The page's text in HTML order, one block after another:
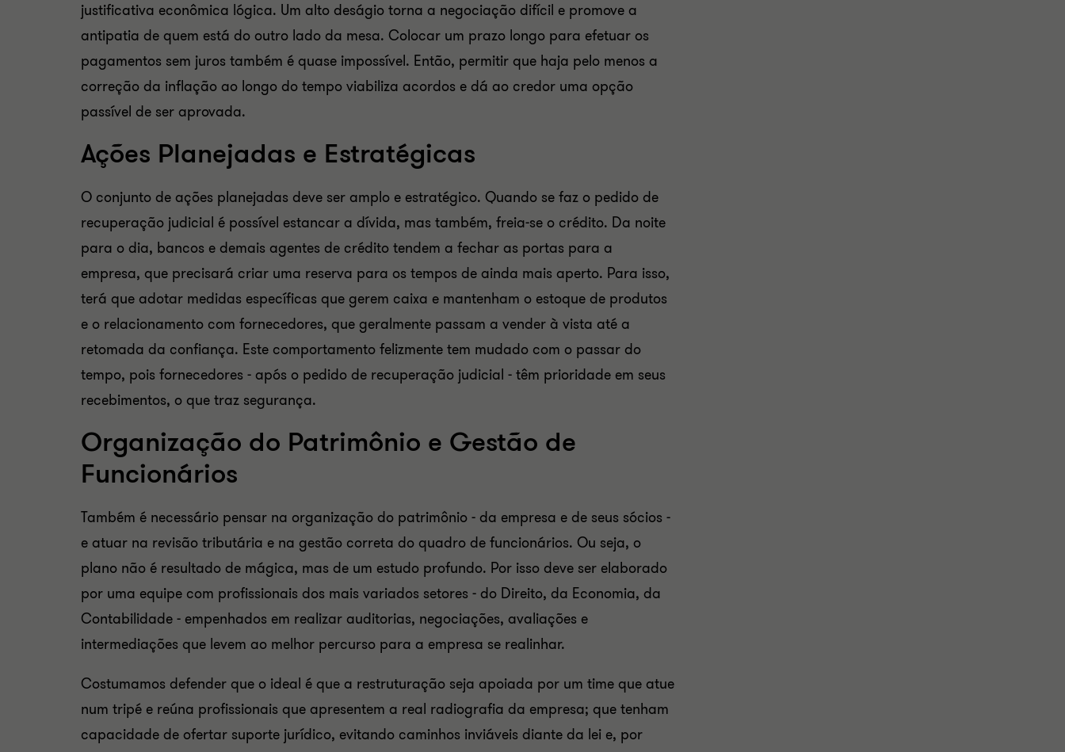
justificativa econômica lógica. Um alto deságio torna a negociação difícil e promove a
antipatia de quem está do outro lado da mesa. Colocar um prazo longo para efetuar os
pagamentos sem juros também é quase impossível. Então, permitir que haja pelo menos a
correção da inflação ao longo do tempo viabiliza acordos e dá ao credor uma opção
passível de ser aprovada.
Ações Planejadas e Estratégicas
O conjunto de ações planejadas deve ser amplo e estratégico. Quando se faz o pedido de
recuperação judicial é possível estancar a dívida, mas também, freia-se o crédito. Da noite
para o dia, bancos e demais agentes de crédito tendem a fechar as portas para a
empresa, que precisará criar uma reserva para os tempos de ainda mais aperto. Para isso,
terá que adotar medidas específicas que gerem caixa e mantenham o estoque de produtos
e o relacionamento com fornecedores, que geralmente passam a vender à vista até a
retomada da confiança. Este comportamento felizmente tem mudado com o passar do
tempo, pois fornecedores - após o pedido de recuperação judicial - têm prioridade em seus
recebimentos, o que traz segurança.
Organização do Patrimônio e Gestão de
Funcionários
Também é necessário pensar na organização do patrimônio - da empresa e de seus sócios -
e atuar na revisão tributária e na gestão correta do quadro de funcionários. Ou seja, o
plano não é resultado de mágica, mas de um estudo profundo. Por isso deve ser elaborado
por uma equipe com profissionais dos mais variados setores - do Direito, da Economia, da
Contabilidade - empenhados em realizar auditorias, negociações, avaliações e
intermediações que levem ao melhor percurso para a empresa se realinhar.
Costumamos defender que o ideal é que a restruturação seja apoiada por um time que atue
num tripé e reúna profissionais que apresentem a real radiografia da empresa; que tenham
capacidade de ofertar suporte jurídico, evitando caminhos inviáveis diante da lei e, por